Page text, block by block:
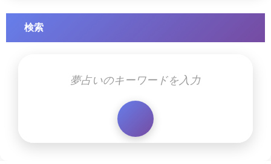
検索